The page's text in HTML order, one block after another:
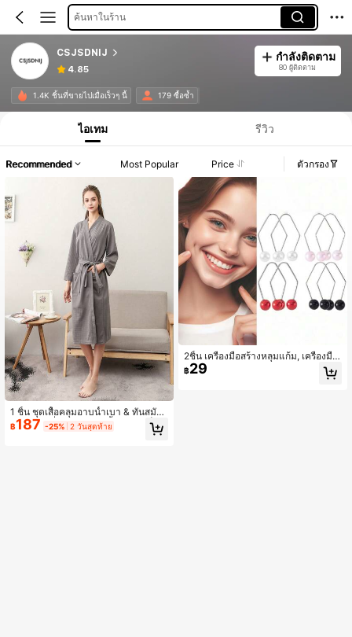
ค้นหาในร้าน
CSJSDNIJ
4.85
กำลังติดตาม
80 ผู้ติดตาม
1.4K ชิ้นที่ขายไปเมื่อเร็วๆ นี้ 179 ซื้อซ้ำ
ไอเทม รีวิว
Recommended Most Popular Price ตัวกรอง
1 ชิ้น ชุดเสื้อคลุมอาบน้ำเบา & ทันสมัย
สำหรับใช้ที่บ้าน ชุดอาบน้ำ ดูดซับเร็ว &
เป็นมิตรกับผิว ชุดเสื้อคลุมอาบน้ำคู่รัก เ
฿187 -25% 2 วันสุดท้าย
2ชิ้น เครื่องมือสร้างหลุมแก้ม, เครื่องมือ
ฝึกทำหลุมแก้ม
฿29